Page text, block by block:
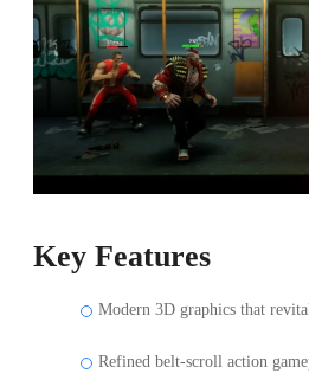
Key Features
Modern 3D graphics that
Refined belt-scroll action